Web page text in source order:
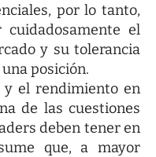
por lo tanto,
el
y su tolerancia
posición.
y el rendimiento en
de las cuestiones
deben tener en
que, a mayor